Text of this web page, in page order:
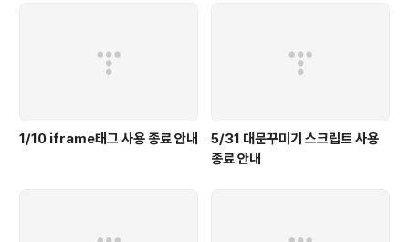
1/10 iframe태그 사용 종료 안내
5/31 대문꾸미기 스크립트 사용
종료 안내